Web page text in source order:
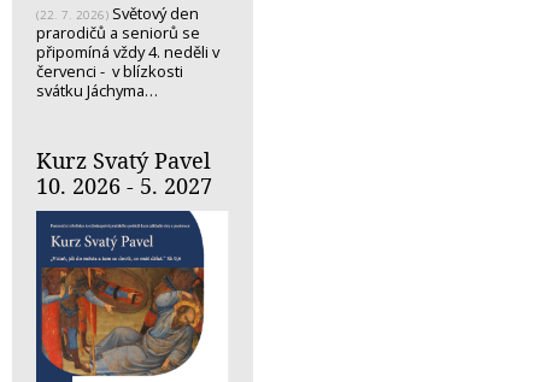
(22. 7. 2026) Světový den
prarodičů a seniorů se
připomíná vždy 4. neděli v
červenci - v blízkosti
svátku Jáchyma…
Kurz Svatý Pavel
10. 2026 - 5. 2027